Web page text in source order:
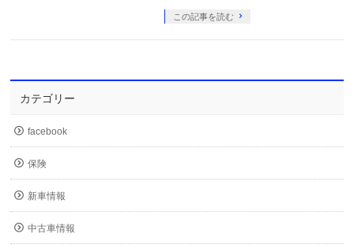
この記事を読む
カテゴリー
facebook
保険
新車情報
中古車情報